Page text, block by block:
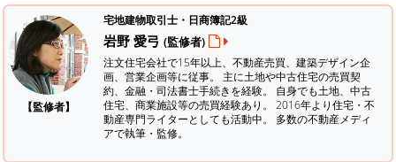
【監修者】
宅地建物取引士・日商簿記2級
岩野 愛弓 (監修者)
注文住宅会社で15年以上、不動産売買、建築デザイン企
画、営業企画等に従事。 主に土地や中古住宅の売買契
約、金融・司法書士手続きを経験。 自身でも土地、中古
住宅、商業施設等の売買経験あり。 2016年より住宅・不
動産専門ライターとしても活動中。 多数の不動産メディ
アで執筆・監修。